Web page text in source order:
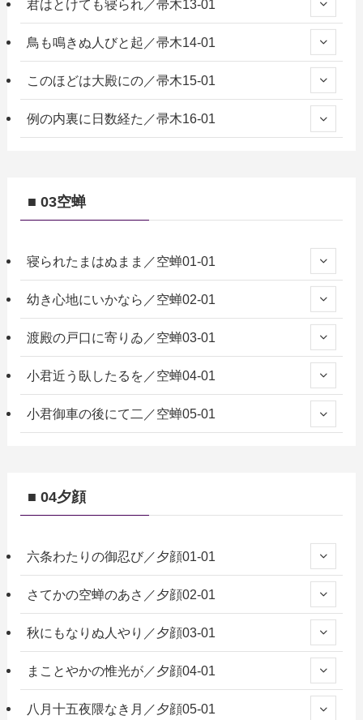
君はとけても寝られ／帚木13-01
鳥も鳴きぬ人びと起／帚木14-01
このほどは大殿にの／帚木15-01
例の内裏に日数経た／帚木16-01
■ 03空蝉
寝られたまはぬまま／空蝉01-01
幼き心地にいかなら／空蝉02-01
渡殿の戸口に寄りゐ／空蝉03-01
小君近う臥したるを／空蝉04-01
小君御車の後にて二／空蝉05-01
■ 04夕顔
六条わたりの御忍び／夕顔01-01
さてかの空蝉のあさ／夕顔02-01
秋にもなりぬ人やり／夕顔03-01
まことやかの惟光が／夕顔04-01
八月十五夜隈なき月／夕顔05-01